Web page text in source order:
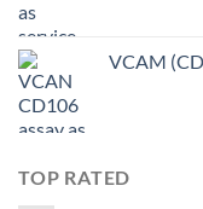
VCAM
TOP RATED